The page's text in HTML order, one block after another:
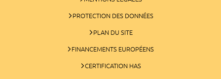
PROTECTION DES DONNÉES
PLAN DU SITE
FINANCEMENTS EUROPÉENS
CERTIFICATION HAS